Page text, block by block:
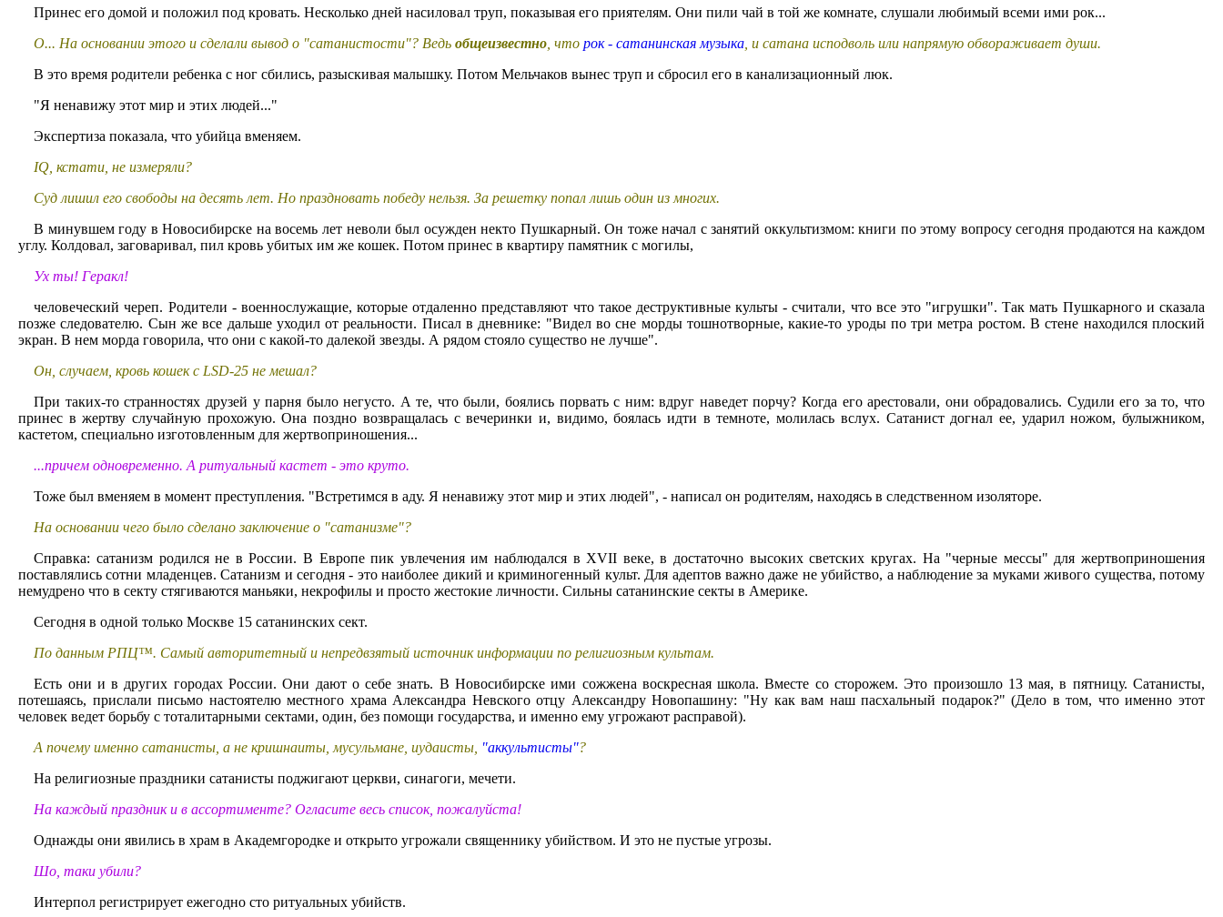
Принес его домой и положил под кровать. Несколько дней насиловал труп, показывая его приятелям. Они пили чай в той же комнате, слушали любимый всеми ими рок...
О... На основании этого и сделали вывод о "сатанистости"? Ведьобщеизвестно , чторок - сатанинская музыка , и сатана исподволь или напрямую обвораживает души.
В это время родители ребенка с ног сбились, разыскивая малышку. Потом Мельчаков вынес труп и сбросил его в канализационный люк.
"Я ненавижу этот мир и этих людей..."
Экспертиза показала, что убийца вменяем.
IQ, кстати, не измеряли?
Суд лишил его свободы на десять лет. Но праздновать победу нельзя. За решетку попал лишь один из многих.
В минувшем году в Новосибирске на восемь лет неволи был осужден некто Пушкарный. Он тоже начал с занятий оккультизмом: книги по этому вопросу сегодня продаются на каждом
углу. Колдовал, заговаривал, пил кровь убитых им же кошек. Потом принес в квартиру памятник с могилы,
Ух ты! Геракл!
человеческий череп. Родители - военнослужащие, которые отдаленно представляют что такое деструктивные культы - считали, что все это "игрушки". Так мать Пушкарного и сказала
позже следователю. Сын же все дальше уходил от реальности. Писал в дневнике: "Видел во сне морды тошнотворные, какие-то уроды по три метра ростом. В стене находился плоский
экран. В нем морда говорила, что они с какой-то далекой звезды. А рядом стояло существо не лучше".
Он, случаем, кровь кошек с LSD-25 не мешал?
При таких-то странностях друзей у парня было негусто. А те, что были, боялись порвать с ним: вдруг наведет порчу? Когда его арестовали, они обрадовались. Судили его за то, что
принес в жертву случайную прохожую. Она поздно возвращалась с вечеринки и, видимо, боялась идти в темноте, молилась вслух. Сатанист догнал ее, ударил ножом, булыжником,
кастетом, специально изготовленным для жертвоприношения...
...причем одновременно. А ритуальный кастет - это круто.
Тоже был вменяем в момент преступления. "Встретимся в аду. Я ненавижу этот мир и этих людей", - написал он родителям, находясь в следственном изоляторе.
На основании чего было сделано заключение о "сатанизме"?
Справка: сатанизм родился не в России. В Европе пик увлечения им наблюдался в XVII веке, в достаточно высоких светских кругах. На "черные мессы" для жертвоприношения
поставлялись сотни младенцев. Сатанизм и сегодня - это наиболее дикий и криминогенный культ. Для адептов важно даже не убийство, а наблюдение за муками живого существа, потому
немудрено что в секту стягиваются маньяки, некрофилы и просто жестокие личности. Сильны сатанинские секты в Америке.
Сегодня в одной только Москве 15 сатанинских сект.
По данным РПЦ™. Самый авторитетный и непредвзятый источник информации по религиозным культам.
Есть они и в других городах России. Они дают о себе знать. В Новосибирске ими сожжена воскресная школа. Вместе со сторожем. Это произошло 13 мая, в пятницу. Сатанисты,
потешаясь, прислали письмо настоятелю местного храма Александра Невского отцу Александру Новопашину: "Ну как вам наш пасхальный подарок?" (Дело в том, что именно этот
человек ведет борьбу с тоталитарными сектами, один, без помощи государства, и именно ему угрожают расправой).
А почему именно сатанисты, а не кришнаиты, мусульмане, иудаисты, "аккультисты"?
На религиозные праздники сатанисты поджигают церкви, синагоги, мечети.
На каждый праздник и в ассортименте? Огласите весь список, пожалуйста!
Однажды они явились в храм в Академгородке и открыто угрожали священнику убийством. И это не пустые угрозы.
Шо, таки убили?
Интерпол регистрирует ежегодно сто ритуальных убийств.